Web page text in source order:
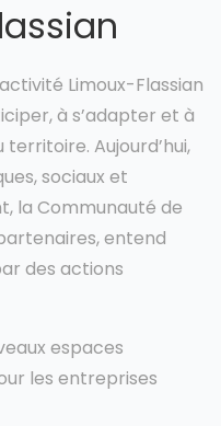
Limoux-Flassian
à s’adapter et à
Aujourd’hui,
sociaux et
la Communauté de
entend
des actions
espaces
les entreprises